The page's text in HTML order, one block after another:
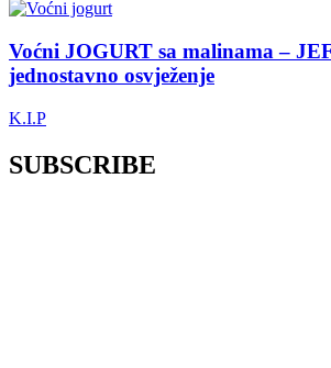
Voćni JOGURT sa malinama –
jednostavno osvježenje
K.I.P
SUBSCRIBE